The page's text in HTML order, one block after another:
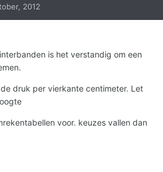
2012
is het verstandig om een
druk per vierkante centimeter. Let
voor. keuzes vallen dan